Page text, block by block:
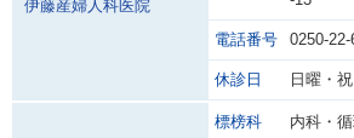
伊藤産婦人科医院
電話番号 0250-22-
休診日 日曜・祝
標榜科
内科・